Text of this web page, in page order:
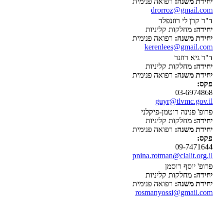
drorroz@gmail.com
ד"ר קרן לי רוזנפלד
יחידה: מחלקות קליניות
יחידת משנה: רפואה פנימית
kerenlees@gmail.com
ד"ר גיא רוזנר
יחידה: מחלקות קליניות
יחידת משנה: רפואה פנימית
פקס:
03-6974868
guyr@tlvmc.gov.il
פרופ' פנינה רוטמן-פיקלני
יחידה: מחלקות קליניות
יחידת משנה: רפואה פנימית
פקס:
09-7471644
pnina.rotman@clalit.org.il
פרופ' יוסף רוסמן
יחידה: מחלקות קליניות
יחידת משנה: רפואה פנימית
rosmanyossi@gmail.com